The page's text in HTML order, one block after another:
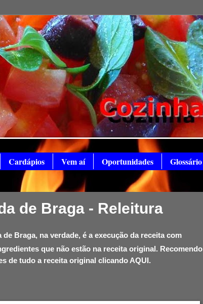
Cardápios Vem aí Oportunidades Glossário
de Braga - Releitura
de Braga, na verdade, é a execução da receita com
que não estão na receita original. Recomendo
de tudo a receita original clicando AQUI.